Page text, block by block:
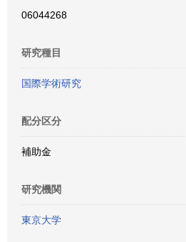
06044268
研究種目
国際学術研究
配分区分
補助金
研究機関
東京大学